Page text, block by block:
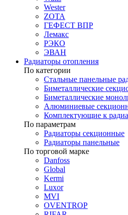
Wester
ZOTA
ГЕФЕСТ ВПР
Лемакс
РЭКО
ЭВАН
Радиаторы отопления
По категории
Стальные панельные
Биметаллические
Биметаллические
Алюминиевые
Комплектующие к
По параметрам
Радиаторы секционные
Радиаторы панельные
По торговой марке
Danfoss
Global
Kermi
Luxor
MVI
OVENTROP